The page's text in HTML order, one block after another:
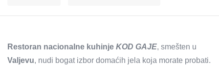
Restoran nacionalne kuhinje KOD GAJE, smešten u
Valjevu, nudi bogat izbor domaćih jela koja morate probati.